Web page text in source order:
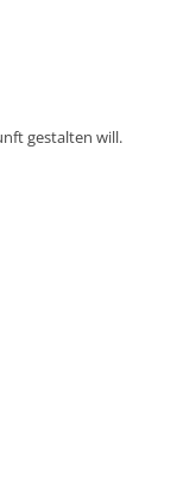
gestalten will.